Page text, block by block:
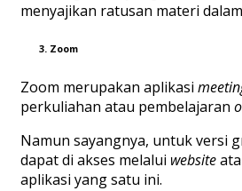
menyajikan ratusan materi
3. Zoom
Zoom merupakan aplikasi
perkuliahan atau pembelajaran
Namun sayangnya, untuk versi
dapat di akses melalui website
aplikasi yang satu ini.